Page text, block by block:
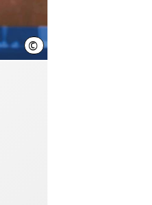
© Ambient Entertainment